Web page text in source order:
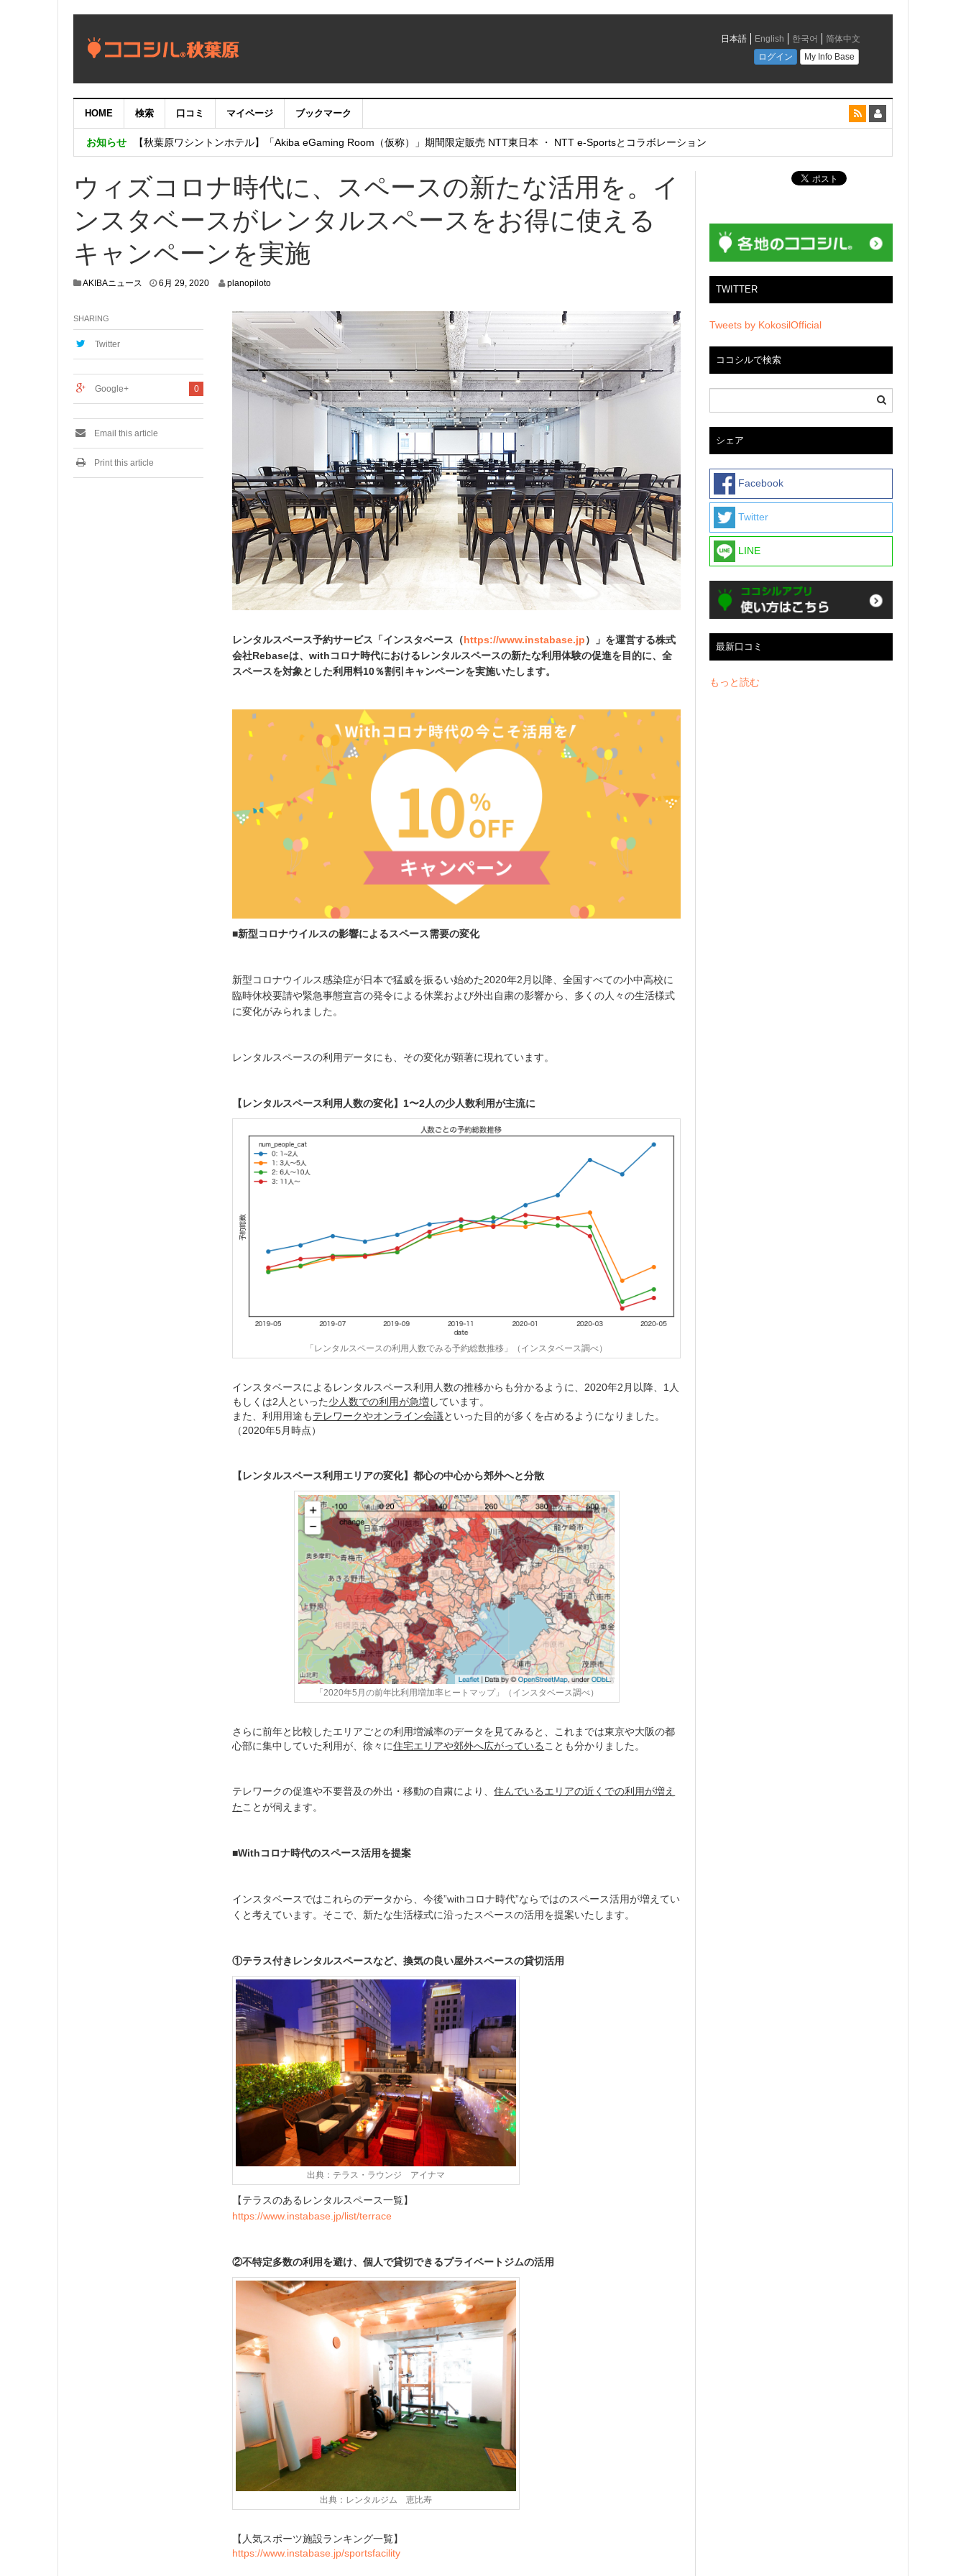
HOME 検索 口コミ マイページ ブックマーク
お知らせ
【重要：9月5日（火）22時】ココシル：アカウントサービス移行のお知らせ
【秋葉原ワシントンホテル】「Akiba eGaming Room（仮称）」期間限定販売 NTT東日本 ・ NTT e-Sportsとコラボレーション
ウィズコロナ時代に、スペースの新たな活用を。イ
ンスタベースがレンタルスペースをお得に使える
キャンペーンを実施
AKIBAニュース 6月 29, 20206
planopiloto
レンタルスペース予約サービス「インスタベース（https://www.instabase.jp）」を運営する株式
会社Rebaseは、withコロナ時代におけるレンタルスペースの新たな利用体験の促進を目的に、全
スペースを対象とした利用料10％割引キャンペーンを実施いたします。
■新型コロナウイルスの影響によるスペース需要の変化
新型コロナウイルス感染症が日本で猛威を振るい始めた2020年2月以降、全国すべての小中高校に
臨時休校要請や緊急事態宣言の発令による休業および外出自粛の影響から、多くの人々の生活様式
に変化がみられました。
レンタルスペースの利用データにも、その変化が顕著に現れています。
【レンタルスペース利用人数の変化】1〜2人の少人数利用が主流に
「レンタルスペースの利用人数でみる予約総数推移」（インスタベース調べ）
インスタベースによるレンタルスペース利用人数の推移からも分かるように、2020年2月以降、1人
もしくは2人といった少人数での利用が急増しています。
また、利用用途もテレワークやオンライン会議といった目的が多くを占めるようになりました。
（2020年5月時点）
【レンタルスペース利用エリアの変化】都心の中心から郊外へと分散
「2020年5月の前年比利用増加率ヒートマップ」（インスタベース調べ）
さらに前年と比較したエリアごとの利用増減率のデータを見てみると、これまでは東京や大阪の都
心部に集中していた利用が、徐々に住宅エリアや郊外へ広がっていることも分かりました。
テレワークの促進や不要普及の外出・移動の自粛により、住んでいるエリアの近くでの利用が増え
たことが伺えます。
■Withコロナ時代のスペース活用を提案
インスタベースではこれらのデータから、今後”withコロナ時代”ならではのスペース活用が増えてい
くと考えています。そこで、新たな生活様式に沿ったスペースの活用を提案いたします。
①テラス付きレンタルスペースなど、換気の良い屋外スペースの貸切活用
出典：テラス・ラウンジ アイナマ
【テラスのあるレンタルスペース一覧】
https://www.instabase.jp/list/terrace
②不特定多数の利用を避け、個人で貸切できるプライベートジムの活用
出典：レンタルジム 恵比寿
【人気スポーツ施設ランキング一覧】
https://www.instabase.jp/sportsfacility
SHARING
Twitter
0
Google+
Email this article
Print this article
TWITTER
Tweets by KokosilOfficial
ココシルで検索
シェア
Facebook
Twitter
LINE
最新口コミ
もっと読む